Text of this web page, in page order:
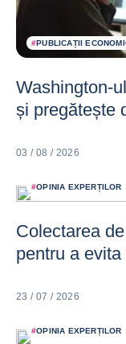
#PUBLICAȚII
Washington-
și pregătește
03 / 08 / 2026
#OPINIA EXPERȚILOR
Colectarea
pentru a
23 / 07 / 2026
#OPINIA EXPERȚILOR